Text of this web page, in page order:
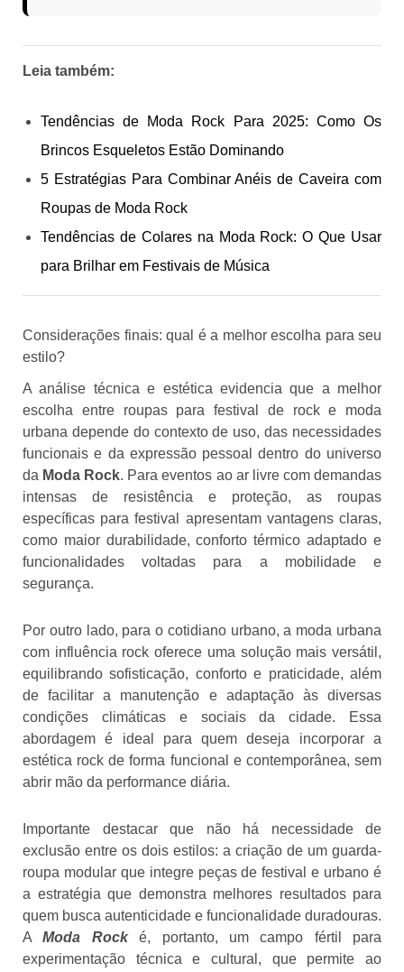
Leia também:
Tendências de Moda Rock Para 2025: Como Os
Brincos Esqueletos Estão Dominando
5 Estratégias Para Combinar Anéis de Caveira com
Roupas de Moda Rock
Tendências de Colares na Moda Rock: O Que Usar
para Brilhar em Festivais de Música
Considerações finais: qual é a melhor escolha para seu
estilo?
A análise técnica e estética evidencia que a melhor
escolha entre roupas para festival de rock e moda
urbana depende do contexto de uso, das necessidades
funcionais e da expressão pessoal dentro do universo
da Moda Rock. Para eventos ao ar livre com demandas
intensas de resistência e proteção, as roupas
específicas para festival apresentam vantagens claras,
como maior durabilidade, conforto térmico adaptado e
funcionalidades voltadas para a mobilidade e
segurança.
Por outro lado, para o cotidiano urbano, a moda urbana
com influência rock oferece uma solução mais versátil,
equilibrando sofisticação, conforto e praticidade, além
de facilitar a manutenção e adaptação às diversas
condições climáticas e sociais da cidade. Essa
abordagem é ideal para quem deseja incorporar a
estética rock de forma funcional e contemporânea, sem
abrir mão da performance diária.
Importante destacar que não há necessidade de
exclusão entre os dois estilos: a criação de um guarda-
roupa modular que integre peças de festival e urbano é
a estratégia que demonstra melhores resultados para
quem busca autenticidade e funcionalidade duradouras.
AModa Rocké, portanto, um campo fértil para
experimentação técnica e cultural, que permite ao